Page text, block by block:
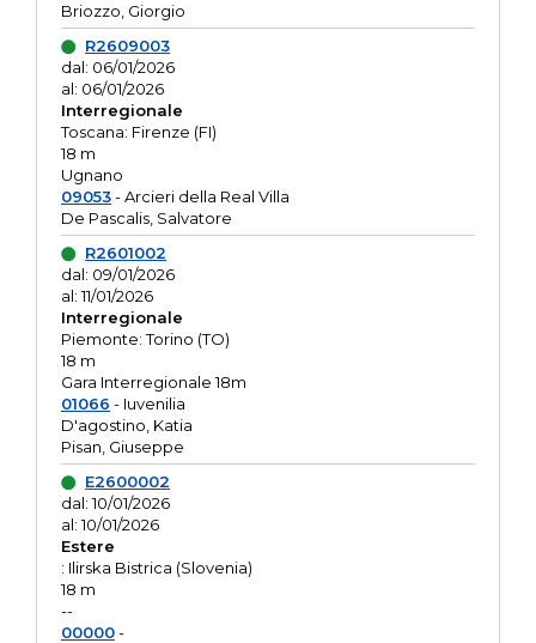
Briozzo, Giorgio
R2609003
dal: 06/01/2026
al: 06/01/2026
Interregionale
Toscana: Firenze (FI)
18 m
Ugnano
09053- Arcieri della Real Villa
De Pascalis, Salvatore
R2601002
dal: 09/01/2026
al: 11/01/2026
Interregionale
Piemonte: Torino (TO)
18 m
Gara Interregionale 18m
01066 - Iuvenilia
D'agostino, Katia
Pisan, Giuseppe
E2600002
dal: 10/01/2026
al: 10/01/2026
Estere
: Ilirska Bistrica (Slovenia)
18 m
--
00000-